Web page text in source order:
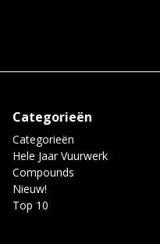
Categorieën
Categorieën
Hele Jaar Vuurwerk
Compounds
Nieuw!
Top 10